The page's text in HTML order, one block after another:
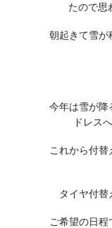
たので思
朝起きて雪が
今年は雪が降
ドレス
これから付
タイヤ付替
ご希望の日